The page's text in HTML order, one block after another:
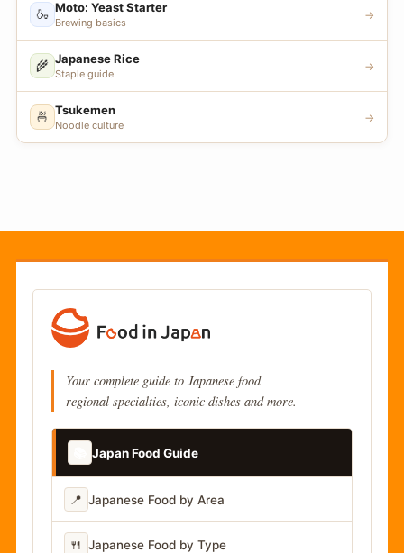
🍶 Moto: Yeast Starter
Brewing basics
→
🌾 Japanese Rice
Staple guide
→
🍜 Tsukemen
Noodle culture
→
Your complete guide to Japanese food
regional specialties, iconic dishes and more.
Japan Food Guide
📍 Japanese Food by Area
🍴 Japanese Food by Type